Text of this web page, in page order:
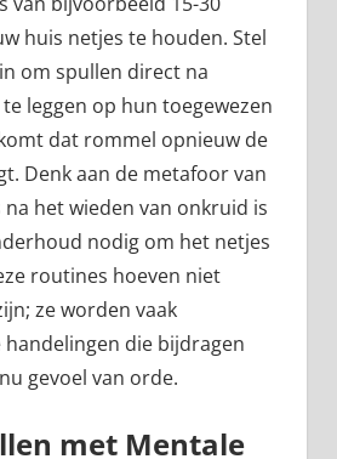
huis netjes te houden. Stel
om spullen direct na
leggen op hun toegewezen
dat rommel opnieuw de
Denk aan de metafoor van
na het wieden van onkruid is
nodig om het netjes
routines hoeven niet
ze worden vaak
die bijdragen
gevoel van orde.
met Mentale